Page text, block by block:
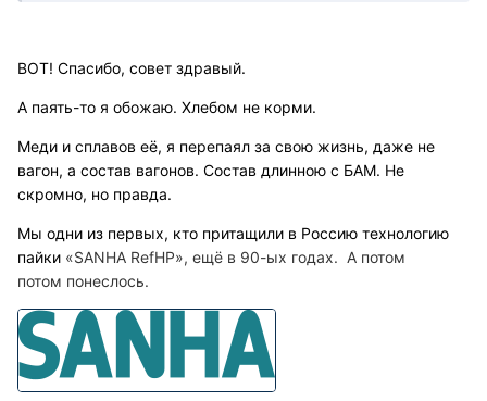
ВОТ! Спасибо, совет здравый.
А паять-то я обожаю. Хлебом не корми.
Меди и сплавов её, я перепаял за свою жизнь, даже не
вагон, а состав вагонов. Состав длинною с БАМ. Не
скромно, но правда.
Мы одни из первых, кто притащили в Россию технологию
пайки «SANHA RefHP», ещё в 90-ых годах. А потом
потом понеслось.